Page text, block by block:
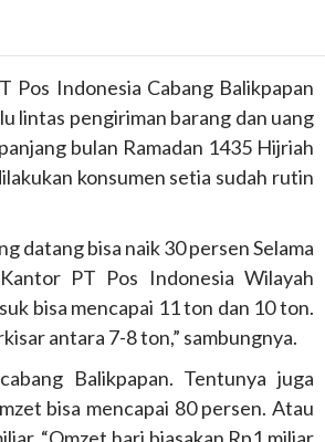
Pos Indonesia Cabang Balikpapan
lintas pengiriman barang dan uang
bulan Ramadan 1435 Hijriah
konsumen setia sudah rutin
datang bisa naik 30 persen Selama
PT Pos Indonesia Wilayah
bisa mencapai 11 ton dan 10 ton.
antara 7-8 ton,” sambungnya.
Balikpapan. Tentunya juga
bisa mencapai 80 persen. Atau